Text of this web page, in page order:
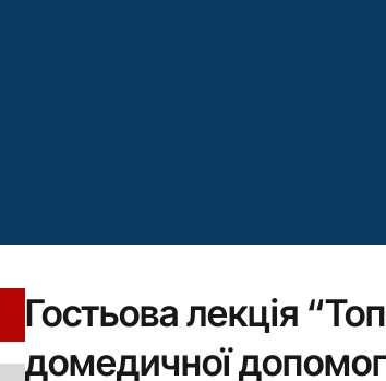
Гостьова лекція
домедичної